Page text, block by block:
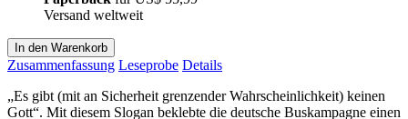
Versand weltweit
In den Warenkorb
Zusammenfassung Leseprobe Details
„Es gibt (mit an Sicherheit grenzender Wahrscheinlichkeit) keinen
Gott“. Mit diesem Slogan beklebte die deutsche Buskampagne einen